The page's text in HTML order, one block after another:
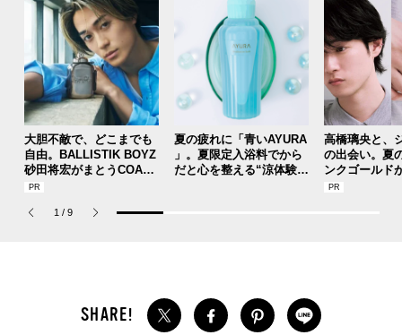
大胆不敵で、どこまでも
自由。BALLISTIK BOYZ
砂田将宏がまとうCOACH
の新作フレグランス「コ
パルファム」
夏の疲れに「青いAYURA
」。夏限定入浴料でから
だと心を整える“涼体験”
高橋璃央と、
の出会い。夏
ンクゴールド
SUMMER
1 / 9